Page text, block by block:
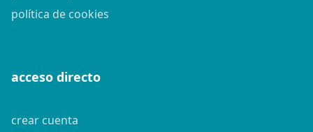
política de cookies
acceso directo
crear cuenta